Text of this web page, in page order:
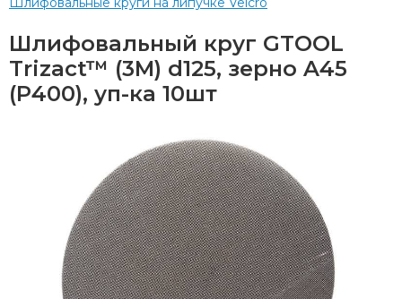
Шлифовальный круг GTOOL
Trizact™ (3M) d125, зерно A45
(Р400), уп-ка 10шт